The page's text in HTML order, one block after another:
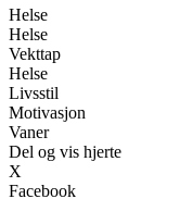
Helse
Helse
Vekttap
Helse
Livsstil
Motivasjon
Vaner
Del og vis hjerte
X
Facebook